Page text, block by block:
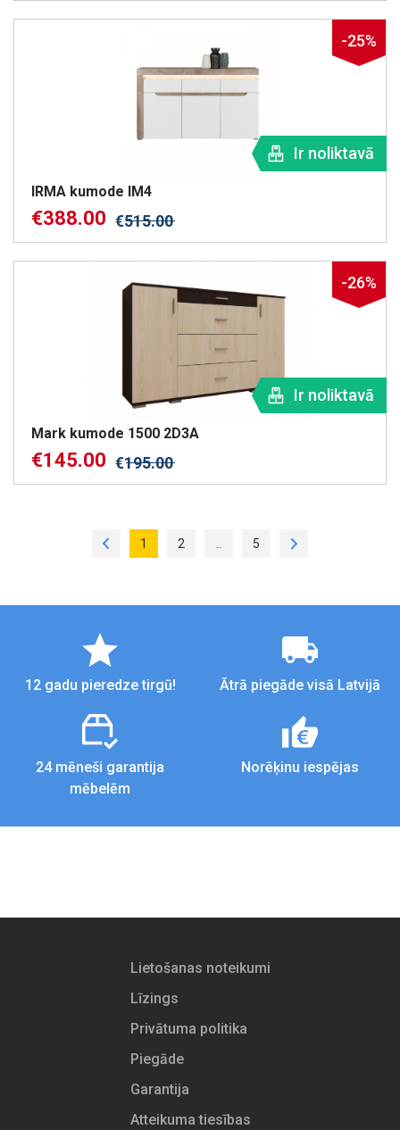
-25%
Ir noliktavā
IRMA kumode IM4
€388.00 €515.00
-26%
Ir noliktavā
Mark kumode 1500 2D3A
€145.00 €195.00
1 2 5
12 gadu pieredze tirgū! Ātrā piegāde visā Latvijā
24 mēneši garantija
mēbelēm
Norēķinu iespējas
Lietošanas noteikumi
Līzings
Privātuma politika
Piegāde
Garantija
Atteikuma tiesības